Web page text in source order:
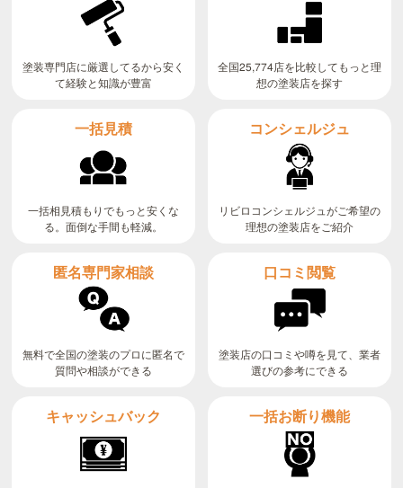
塗装専門店に厳選してるから安く
て経験と知識が豊富
全国25,774店を比較してもっと理
想の塗装店を探す
一括見積
一括相見積もりでもっと安くな
る。面倒な手間も軽減。
コンシェルジュ
リビロコンシェルジュがご希望の
理想の塗装店をご紹介
匿名専門家相談
無料で全国の塗装のプロに匿名で
質問や相談ができる
口コミ閲覧
塗装店の口コミや噂を見て、業者
選びの参考にできる
キャッシュバック 一括お断り機能